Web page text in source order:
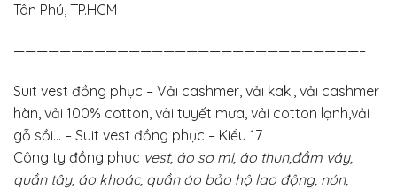
Tân Phú, TP.HCM
——————————————————————————————–
Suit vest đồng phục – Vải cashmer, vải kaki, vải cashmer
hàn, vải 100% cotton, vải tuyết mưa, vải cotton lạnh,vải
gỗ sồi… – Suit vest đồng phục – Kiểu 17
Công ty đồng phục vest, áo sơ mi, áo thun,đầm váy,
quần tây, áo khoác, quần áo bảo hộ lao động, nón,